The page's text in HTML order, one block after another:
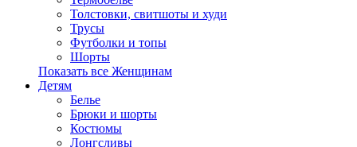
Толстовки, свитшоты и худи
Трусы
Футболки и топы
Шорты
Показать все Женщинам
Детям
Белье
Брюки и шорты
Костюмы
Лонгсливы